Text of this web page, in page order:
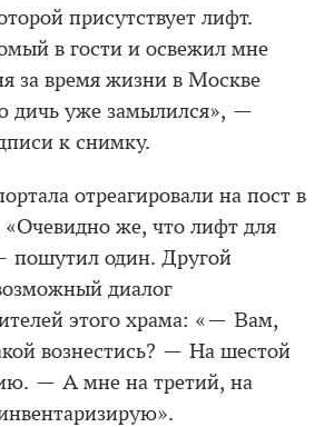
присутствует лифт.
в гости и освежил мне
за время жизни в Москве
дичь уже замылился», —
к снимку.
отреагировали на пост в
же, что лифт для
пошутил один. Другой
диалог
этого храма: «— Вам,
вознестись? — На шестой
— А мне на третий, на